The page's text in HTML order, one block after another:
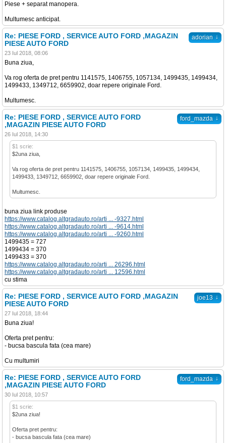
Piese + separat manopera.
Multumesc anticipat.
adorian ↓
Re: PIESE FORD , SERVICE AUTO FORD ,MAGAZIN
PIESE AUTO FORD
23 Iul 2018, 08:06
Buna ziua,
Va rog oferta de pret pentru 1141575, 1406755, 1057134, 1499435, 1499434,
1499433, 1349712, 6659902, doar repere originale Ford.
Multumesc.
ford_mazda ↓
Re: PIESE FORD , SERVICE AUTO FORD
,MAGAZIN PIESE AUTO FORD
26 Iul 2018, 14:30
$1 scrie:
$2una ziua,
Va rog oferta de pret pentru 1141575, 1406755, 1057134, 1499435, 1499434,
1499433, 1349712, 6659902, doar repere originale Ford.
Multumesc.
buna ziua link produse
https://www.catalog.altgradauto.ro/arti ... -9327.html
https://www.catalog.altgradauto.ro/arti ... -9614.html
https://www.catalog.altgradauto.ro/arti ... -9260.html
1499435 = 727
1499434 = 370
1499433 = 370
https://www.catalog.altgradauto.ro/arti ... 26296.html
https://www.catalog.altgradauto.ro/arti ... 12596.html
cu stima
joe13 ↓
Re: PIESE FORD , SERVICE AUTO FORD ,MAGAZIN
PIESE AUTO FORD
27 Iul 2018, 18:44
Buna ziua!
Oferta pret pentru:
- bucsa bascula fata (cea mare)
Cu multumiri
ford_mazda ↓
Re: PIESE FORD , SERVICE AUTO FORD
,MAGAZIN PIESE AUTO FORD
30 Iul 2018, 10:57
$1 scrie:
$2una ziua!
Oferta pret pentru:
- bucsa bascula fata (cea mare)